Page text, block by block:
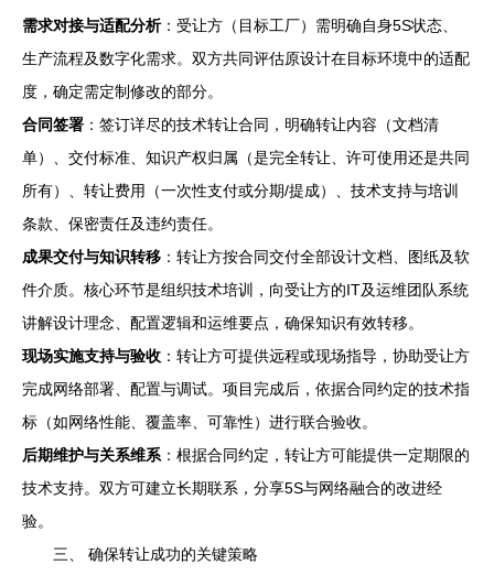
需求对接与适配分析：受让方（目标工厂）需明确自身5S状态、
生产流程及数字化需求。双方共同评估原设计在目标环境中的适配
度，确定需定制修改的部分。
合同签署 ：签订详尽的技术转让合同，明确转让内容（文档清
单）、交付标准、知识产权归属（是完全转让、许可使用还是共同
所有）、转让费用（一次性支付或分期/提成）、技术支持与培训
条款、保密责任及违约责任。
成果交付与知识转移 ：转让方按合同交付全部设计文档、图纸及软
件介质。核心环节是组织技术培训，向受让方的IT及运维团队系统
讲解设计理念、配置逻辑和运维要点，确保知识有效转移。
现场实施支持与验收 ：转让方可提供远程或现场指导，协助受让方
完成网络部署、配置与调试。项目完成后，依据合同约定的技术指
标（如网络性能、覆盖率、可靠性）进行联合验收。
后期维护与关系维系 ：根据合同约定，转让方可能提供一定期限的
技术支持。双方可建立长期联系，分享5S与网络融合的改进经
验。
三、 确保转让成功的关键策略